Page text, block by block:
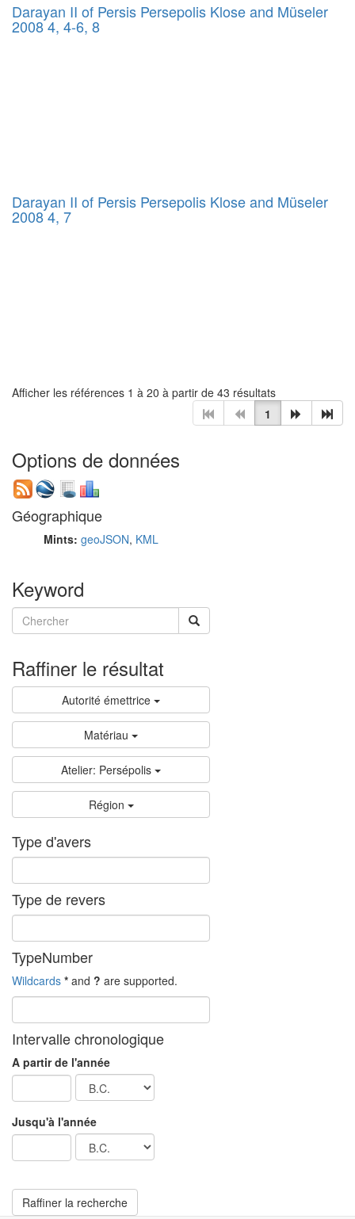
Darayan II of Persis Persepolis Klose and Müseler
2008 4, 4-6, 8
Darayan II of Persis Persepolis Klose and Müseler
2008 4, 7
Afficher les références 1 à 20 à partir de 43 résultats
1
Options de données
Géographique
Mints: geoJSON, KML
Keyword
Raffiner le résultat
Autorité émettrice
Matériau
Atelier: Persépolis
Région
Type d'avers
Type de revers
TypeNumber
Wildcards * and ? are supported.
Intervalle chronologique
A partir de l'année
Jusqu'à l'année